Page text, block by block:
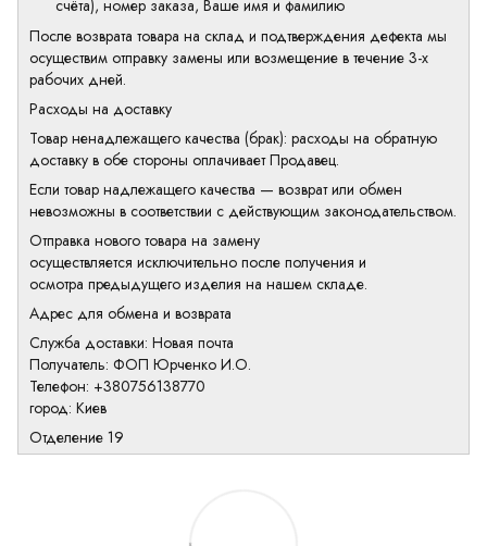
счёта), номер заказа, Ваше имя и фамилию
После возврата товара на склад и подтверждения дефекта мы
осуществим отправку замены или возмещение в течение 3-х
рабочих дней.
Расходы на доставку
Товар ненадлежащего качества (брак): расходы на обратную
доставку в обе стороны оплачивает Продавец.
Если товар надлежащего качества — возврат или обмен
невозможны в соответствии с действующим законодательством.
Отправка нового товара на замену
осуществляется исключительно после получения и
осмотра предыдущего изделия на нашем складе.
Адрес для обмена и возврата
Служба доставки: Новая почта
Получатель: ФОП Юрченко И.О.
Телефон: +380756138770
город: Киев
Отделение 19